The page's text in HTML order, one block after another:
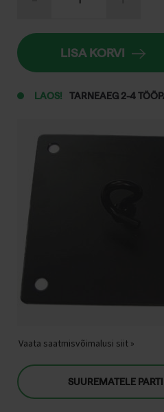
LAOS! TARNEAEG 2-4
kogus
LISA KORVI
Vaata saatmisvõimalusi siit »
SUUREMATELE